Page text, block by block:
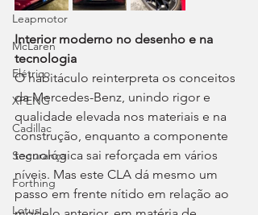
Leapmotor
McLaren
Elétrico
XPENG
Cadillac
Segurança
Forthing
Lotus
Interior moderno no desenho e na
tecnologia
O habitáculo reinterpreta os conceitos
da Mercedes-Benz, unindo rigor e
qualidade elevada nos materiais e na
construção, enquanto a componente
tecnológica sai reforçada em vários
níveis. Mas este CLA dá mesmo um
passo em frente nítido em relação ao